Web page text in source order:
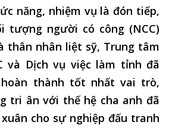
năng, nhiệm vụ là đón tiếp,
tượng người có công (NCC)
thân nhân liệt sỹ, Trung tâm
và Dịch vụ việc làm tỉnh đã
thành tốt nhất vai trò,
tri ân với thế hệ cha anh đã
cho sự nghiệp đấu tranh